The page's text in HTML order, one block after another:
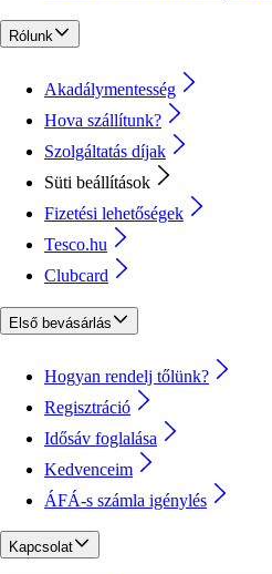
Rólunk
Akadálymentesség
Hova szállítunk?
Szolgáltatás díjak
Süti beállítások
Fizetési lehetőségek
Tesco.hu
Clubcard
Első bevásárlás
Hogyan rendelj tőlünk?
Regisztráció
Idősáv foglalása
Kedvenceim
ÁFÁ-s számla igénylés
Kapcsolat